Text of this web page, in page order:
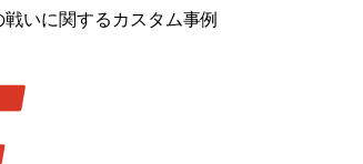
いに関するカスタム事例